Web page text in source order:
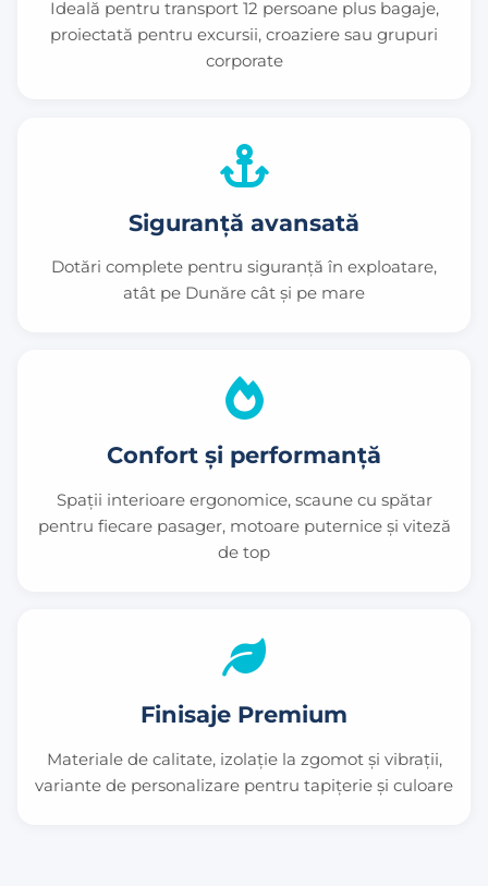
Ideală pentru transport 12 persoane plus bagaje,
proiectată pentru excursii, croaziere sau grupuri
corporate
Siguranță avansată
Dotări complete pentru siguranță în exploatare,
atât pe Dunăre cât și pe mare
Confort și performanță
Spații interioare ergonomice, scaune cu spătar
pentru fiecare pasager, motoare puternice și viteză
de top
Finisaje Premium
Materiale de calitate, izolație la zgomot și vibrații,
variante de personalizare pentru tapițerie și culoare